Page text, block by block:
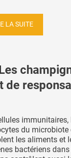
LA SUITE
de
immunitaires,
du microbiote
les aliments et
bactériens dans